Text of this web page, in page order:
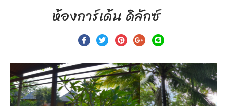
ห้องการ์เด้น ดิลักซ์